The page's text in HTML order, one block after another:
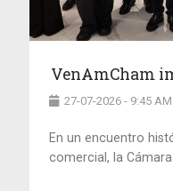
VenAmCham
27-07-2026 - 9:45 AM
En un encuentro
comercial, la